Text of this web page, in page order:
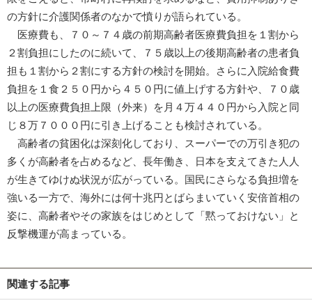
の方針に介護関係者のなかで憤りが語られている。
医療費も、７０～７４歳の前期高齢者医療費負担を１割から
２割負担にしたのに続いて、７５歳以上の後期高齢者の患者負
担も１割から２割にする方針の検討を開始。さらに入院給食費
負担を１食２５０円から４５０円に値上げする方針や、７０歳
以上の医療費負担上限（外来）を月４万４４０円から入院と同
じ８万７０００円に引き上げることも検討されている。
高齢者の貧困化は深刻化しており、スーパーでの万引き犯の
多くが高齢者を占めるなど、長年働き、日本を支えてきた人人
が生きてゆけぬ状況が広がっている。国民にさらなる負担増を
強いる一方で、海外には何十兆円とばらまいていく安倍首相の
姿に、高齢者やその家族をはじめとして「黙っておけない」と
反撃機運が高まっている。
関連する記事